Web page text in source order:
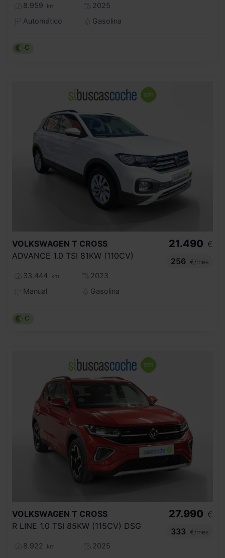
8.959 km
2025
Automático
Gasolina
C
VOLKSWAGEN T CROSS
ADVANCE 1.0 TSI 81KW (110CV)
33.444 km
2023
Manual
Gasolina
21.490 €
256
€/mes
C
VOLKSWAGEN T CROSS
R LINE 1.0 TSI 85KW (115CV) DSG
8.922 km
2025
27.990 €
333
€/mes